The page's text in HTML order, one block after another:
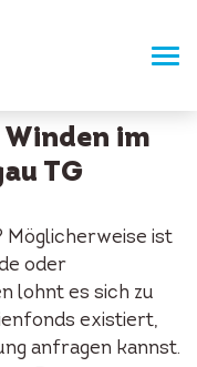
im
TG
Möglicherweise ist
oder
lohnt es sich zu
existiert,
anfragen kannst.